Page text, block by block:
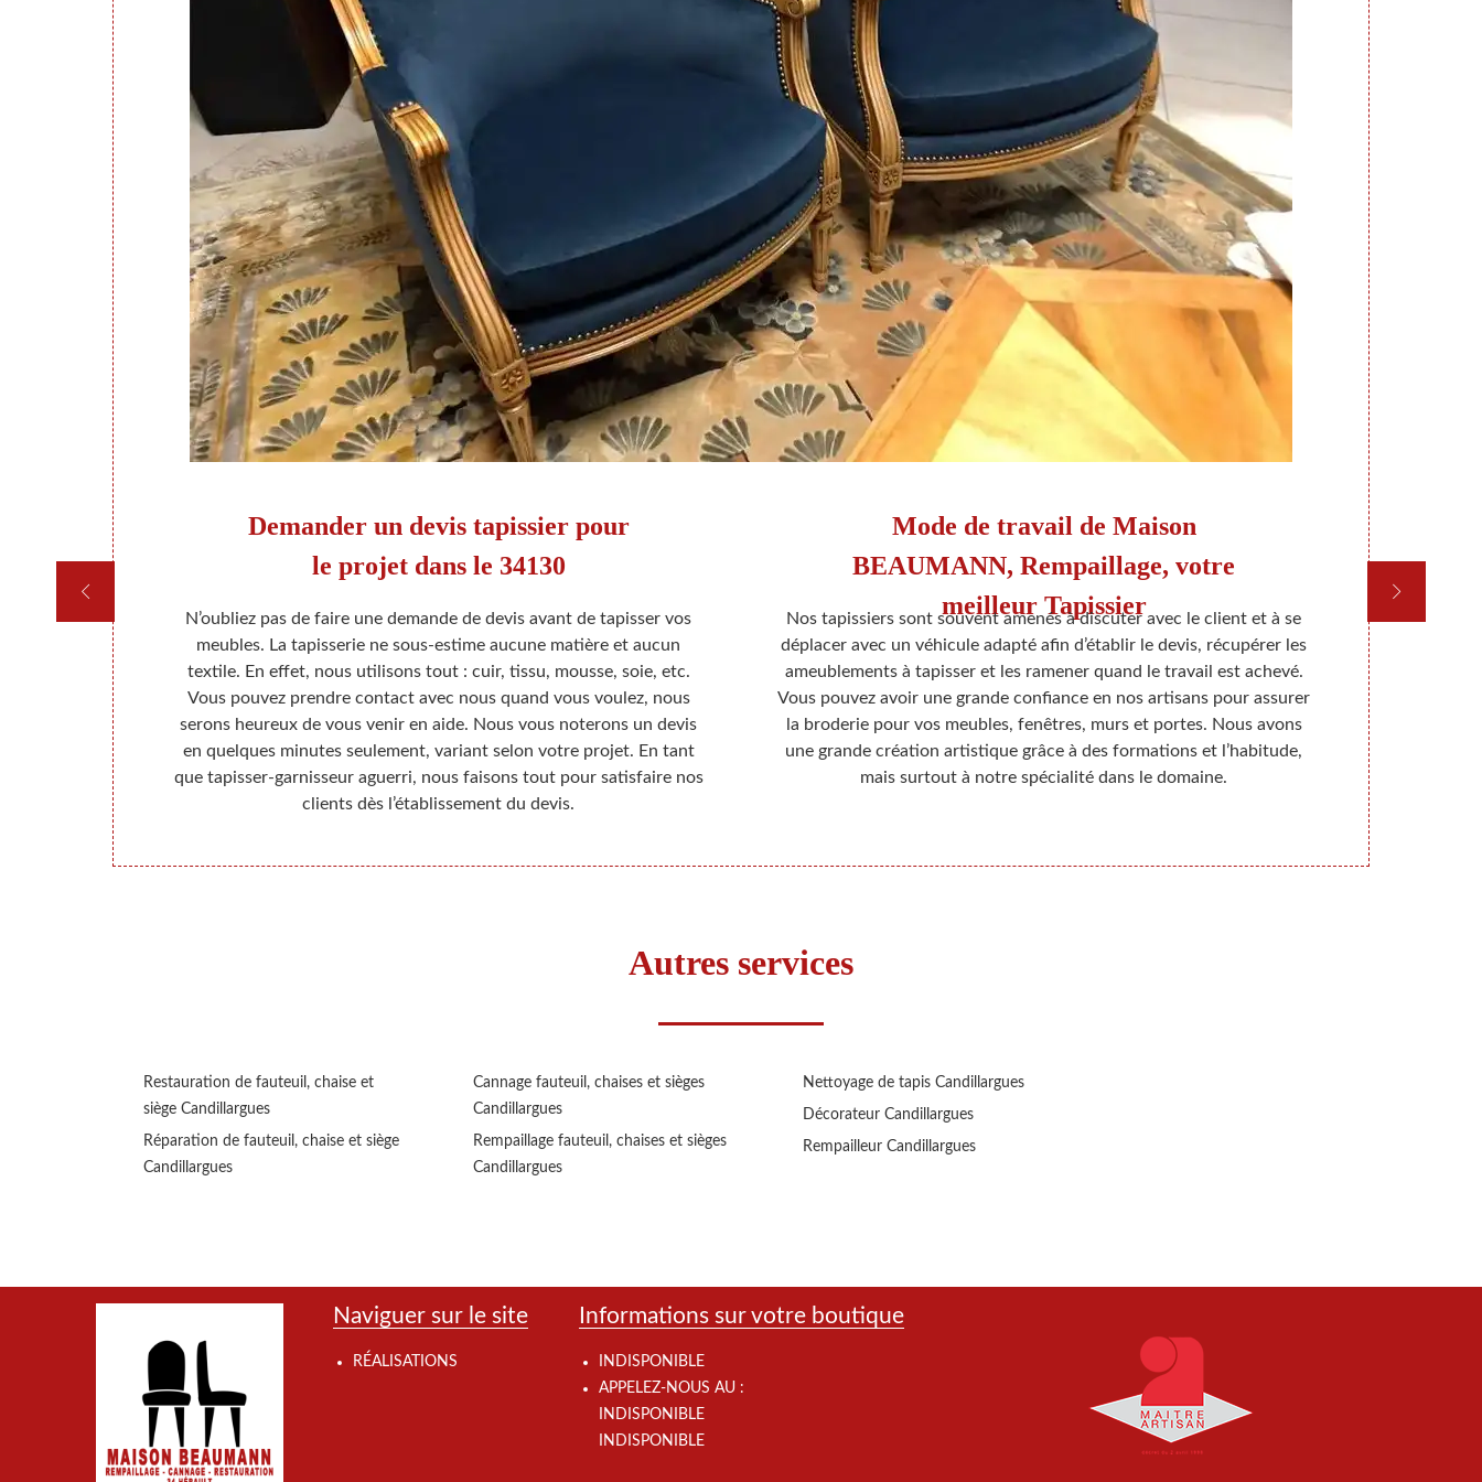
s’occupe
Demander un devis tapissier pour
le projet dans le 34130
N’oubliez pas de faire une demande de devis avant de tapisser vos
meubles. La tapisserie ne sous-estime aucune matière et aucun
textile. En effet, nous utilisons tout : cuir, tissu, mousse, soie, etc.
Vous pouvez prendre contact avec nous quand vous voulez, nous
serons heureux de vous venir en aide. Nous vous noterons un devis
en quelques minutes seulement, variant selon votre projet. En tant
que tapisser-garnisseur aguerri, nous faisons tout pour satisfaire nos
clients dès l’établissement du devis.
Mode de travail de Maison
BEAUMANN, Rempaillage, votre
meilleur Tapissier
Nos tapissiers sont souvent amenés à discuter avec le client et à se
déplacer avec un véhicule adapté afin d’établir le devis, récupérer les
ameublements à tapisser et les ramener quand le travail est achevé.
Vous pouvez avoir une grande confiance en nos artisans pour assurer
la broderie pour vos meubles, fenêtres, murs et portes. Nous avons
une grande création artistique grâce à des formations et l’habitude,
mais surtout à notre spécialité dans le domaine.
Lorsque
Autres services
Restauration de fauteuil, chaise et
siège Candillargues
Réparation de fauteuil, chaise et siège
Candillargues
Cannage fauteuil, chaises et sièges
Candillargues
Rempaillage fauteuil, chaises et sièges
Candillargues
Nettoyage de tapis Candillargues
Décorateur Candillargues
Rempailleur Candillargues
Naviguer sur le site
RÉALISATIONS
Informations sur votre boutique
INDISPONIBLE
APPELEZ-NOUS AU :
INDISPONIBLE
INDISPONIBLE